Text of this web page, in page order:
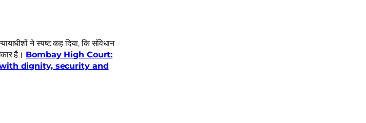
ने स्पष्ट कह दिया, कि संविधान
है। Bombay High Court:
dignity, security and